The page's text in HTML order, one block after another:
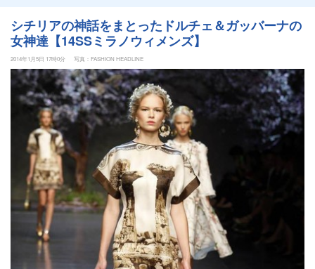
シチリアの神話をまとったドルチェ＆ガッバーナの
女神達【14SSミラノウィメンズ】
2014年1月5日 17時0分 写真：FASHION HEADLINE